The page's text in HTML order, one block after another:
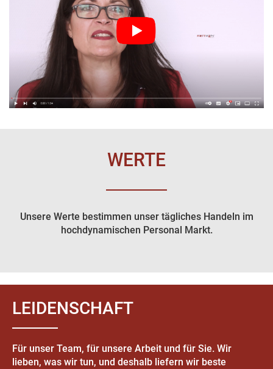
WERTE
Unsere Werte bestimmen unser tägliches Handeln im
hochdynamischen Personal Markt.
LEIDENSCHAFT
Für unser Team, für unsere Arbeit und für Sie. Wir
lieben, was wir tun, und deshalb liefern wir beste